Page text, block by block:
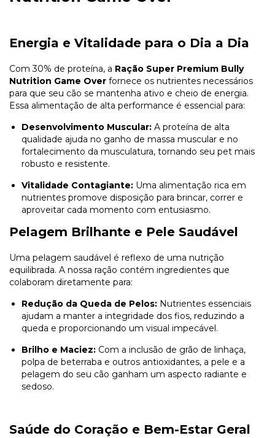
Energia e Vitalidade para o Dia a Dia
Com 30% de proteína, a Ração Super Premium Bully
Nutrition Game Over fornece os nutrientes necessários
para que seu cão se mantenha ativo e cheio de energia.
Essa alimentação de alta performance é essencial para:
Desenvolvimento Muscular: A proteína de alta
qualidade ajuda no ganho de massa muscular e no
fortalecimento da musculatura, tornando seu pet mais
robusto e resistente.
Vitalidade Contagiante: Uma alimentação rica em
nutrientes promove disposição para brincar, correr e
aproveitar cada momento com entusiasmo.
Pelagem Brilhante e Pele Saudável
Uma pelagem saudável é reflexo de uma nutrição
equilibrada. A nossa ração contém ingredientes que
colaboram diretamente para:
Redução da Queda de Pelos: Nutrientes essenciais
ajudam a manter a integridade dos fios, reduzindo a
queda e proporcionando um visual impecável.
Brilho e Maciez: Com a inclusão de grão de linhaça,
polpa de beterraba e outros antioxidantes, a pele e a
pelagem do seu cão ganham um aspecto radiante e
sedoso.
Saúde do Coração e Bem-Estar Geral